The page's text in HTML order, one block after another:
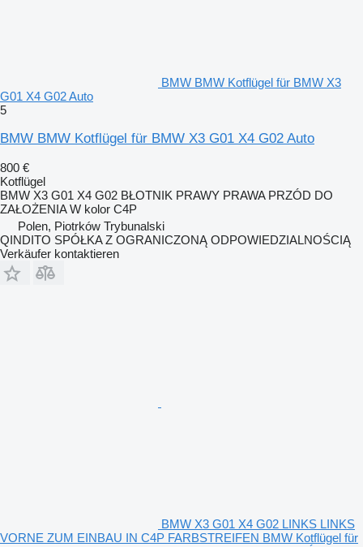
BMW BMW Kotflügel für BMW X3
G01 X4 G02 Auto
5
BMW BMW Kotflügel für BMW X3 G01 X4 G02 Auto
800 €
Kotflügel
BMW X3 G01 X4 G02 BŁOTNIK PRAWY PRAWA PRZÓD DO
ZAŁOŻENIA W kolor C4P
Polen, Piotrków Trybunalski
QINDITO SPÓŁKA Z OGRANICZONĄ ODPOWIEDZIALNOŚCIĄ
Verkäufer kontaktieren
BMW X3 G01 X4 G02 LINKS LINKS
VORNE ZUM EINBAU IN C4P FARBSTREIFEN BMW Kotflügel für